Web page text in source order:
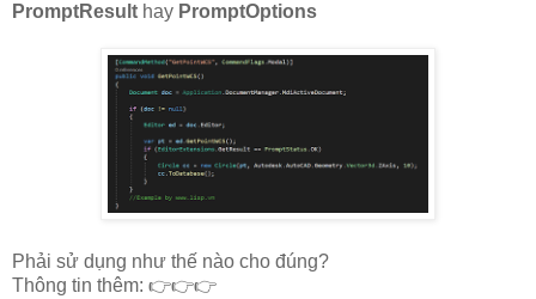
PromptResult hay PromptOptions
Phải sử dụng như thế nào cho đúng?
Thông tin thêm: 👉👉👉